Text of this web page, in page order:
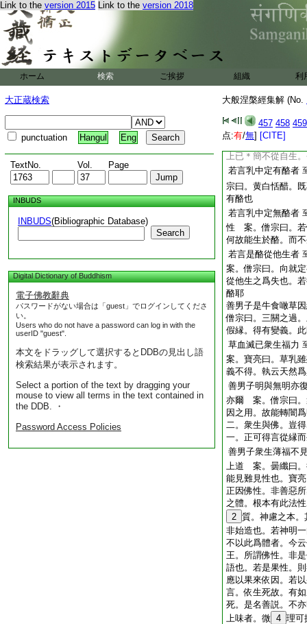
Link to the version 2015 Link to the version 2018
ホーム 検索 ご挨拶 組織 利
大正蔵検索
punctuation Hangul Eng
TextNo. Vol. Page
INBUDS
INBUDS(Bibliographic Database)
Search
Digital Dictionary of Buddhism
電子佛教辭典
パスワードがない場合は「guest」でログインしてくださ
い。
Users who do not have a password can log in with the
userID "guest".
本文をドラッグして選択するとDDBの見出し語
検索結果が表示されます。
Select a portion of the text by dragging your
mouse to view all terms in the text contained in
the DDB. ・
Password Access Policies
大般涅槃經集解 (No.
457 458 459
点:有/無] [CITE]
有中道義味。故有
自他有過。許從乳
無之難。使中道之
中。亦有草者。草
有果者。果中亦可
善男子不可定言乳
而生 案。僧亮曰。
因。故非無也。不
也。僧宗曰。佛自料
上已＊簡不從自生
若言乳中定有酪者
宗曰。黄白恬醋。
有酪也
若言乳中定無酪者
性 案。僧宗曰。若
何故能生於酪。而
若言是酪從他生者
案。僧宗曰。向就
從他生之爲失也。
酪耶
善男子是牛食噉草
僧宗曰。三關之過
假縁。得有變義。
草血滅已衆生福力
案。寶亮曰。草乳
義不得。執云天然
善男子明與無明亦
亦爾 案。僧宗曰。
因之用。故能轉闇
二。衆生與佛。豈
一。正可得言從縁
善男子衆生薄福不
上道 案。曇纖曰。
能見難見性也。寶
正因佛性。非善惡
之體。根本有此法
2 質。神慮之本
非始造也。若神明
不以此爲體者。今
王。所謂佛性。非
語也。若是果性。
應以果來依因。若
言。依生死故。有
死。是名善説。不
上味者。微 4 理可